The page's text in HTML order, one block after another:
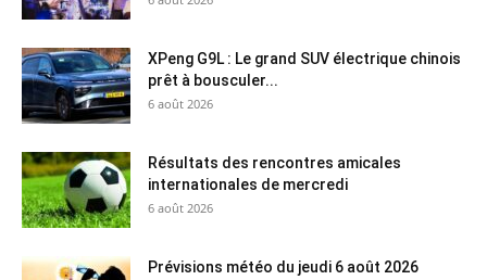
XPeng G9L : Le grand SUV électrique chinois
prêt à bousculer...
6 août 2026
Résultats des rencontres amicales
internationales de mercredi
6 août 2026
Prévisions météo du jeudi 6 août 2026